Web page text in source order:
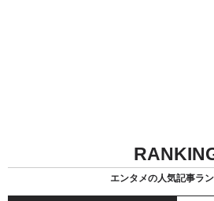
エンタメの人気記事ラ